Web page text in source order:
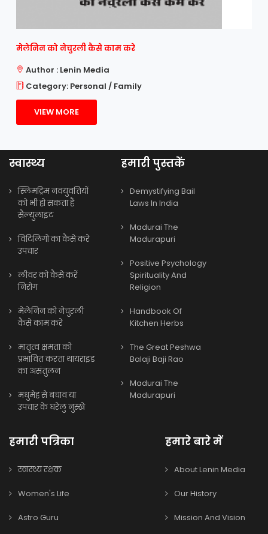
मेलेनिन को नेचुरली कैसे काम करे
Author : Lenin Media
Category: Personal / Family
VIEW MORE
स्वास्थ्य
स्लिमट्रिम नवयुवतियों
को भी हो सकता हैं
सैल्युलाइट
विटिलिगो का कैसे करे
उपचार
लीवर को कैसे करें
निरोग
मेलेनिन को नेचुरली
कैसे काम करे
मातृत्व क्षमता को
प्रभावित करता थायराइड
का असंतुलन
मधुमेह से बचाव या
उपचार के घरेलु नुस्खे
हमारी पुस्तकें
Demystifying Bail
Laws In India
Madurai The
Madurapuri
Positive Psychology
Spirituality And
Religion
Handbook Of
Kitchen Herbs
The Great Peshwa
Balaji Baji Rao
Madurai The
Madurapuri
हमारी पत्रिका
स्वास्थ्य रक्षक
Women's Life
Astro Guru
हमारे बारे में
About Lenin Media
Our History
Mission And Vision